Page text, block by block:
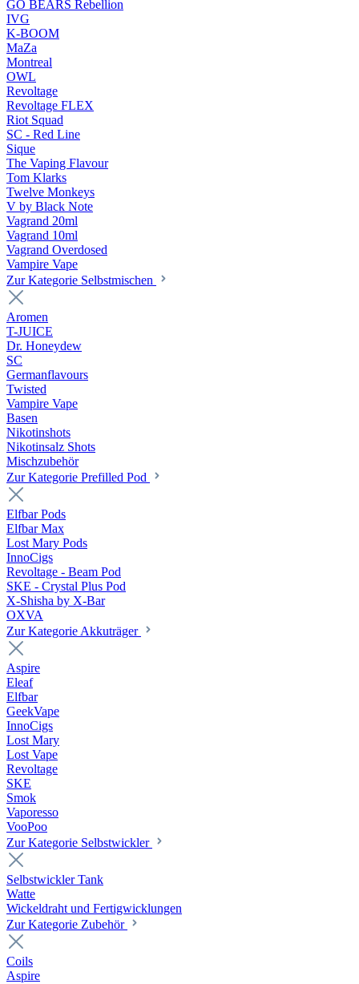
GO BEARS Rebellion
IVG
K-BOOM
MaZa
Montreal
OWL
Revoltage
Revoltage FLEX
Riot Squad
SC - Red Line
Sique
The Vaping Flavour
Tom Klarks
Twelve Monkeys
V by Black Note
Vagrand 20ml
Vagrand 10ml
Vagrand Overdosed
Vampire Vape
Zur Kategorie Selbstmischen
Aromen
T-JUICE
Dr. Honeydew
SC
Germanflavours
Twisted
Vampire Vape
Basen
Nikotinshots
Nikotinsalz Shots
Mischzubehör
Zur Kategorie Prefilled Pod
Elfbar Pods
Elfbar Max
Lost Mary Pods
InnoCigs
Revoltage - Beam Pod
SKE - Crystal Plus Pod
X-Shisha by X-Bar
OXVA
Zur Kategorie Akkuträger
Aspire
Eleaf
Elfbar
GeekVape
InnoCigs
Lost Mary
Lost Vape
Revoltage
SKE
Smok
Vaporesso
VooPoo
Zur Kategorie Selbstwickler
Selbstwickler Tank
Watte
Wickeldraht und Fertigwicklungen
Zur Kategorie Zubehör
Coils
Aspire